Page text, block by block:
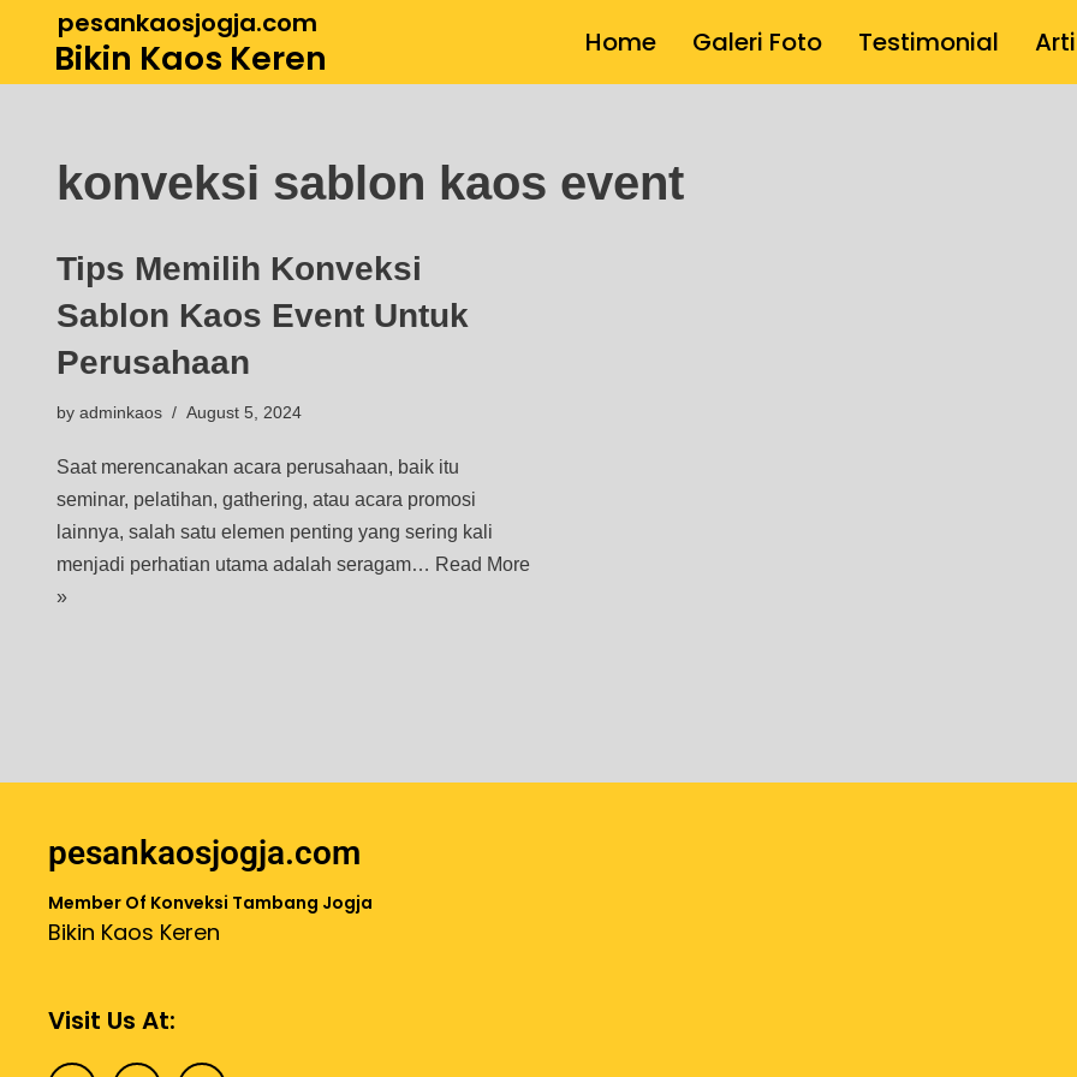
pesankaosjogja.com
Bikin Kaos Keren Home Galeri Foto Testimonial
konveksi sablon kaos event
Tips Memilih Konveksi
Sablon Kaos Event Untuk
Perusahaan
by adminkaos August 5, 2024
Saat merencanakan acara perusahaan, baik itu
seminar, pelatihan, gathering, atau acara promosi
lainnya, salah satu elemen penting yang sering kali
menjadi perhatian utama adalah seragam… Read More
»
pesankaosjogja.com
Member Of Konveksi Tambang Jogja
Bikin Kaos Keren
Visit Us At: